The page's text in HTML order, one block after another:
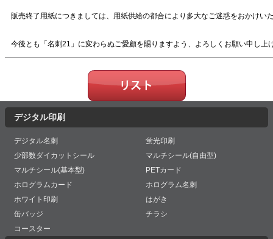
販売終了用紙につきましては、用紙供給の都合により多大なご迷惑をおかけ
今後とも「名刺21」に変わらぬご愛顧を賜りますよう、よろしくお願い申し上
デジタル印刷
デジタル名刺
蛍光印刷
少部数ダイカットシール
マルチシール(自由型)
マルチシール(基本型)
PETカード
ホログラムカード
ホログラム名刺
ホワイト印刷
はがき
缶バッジ
チラシ
コースター